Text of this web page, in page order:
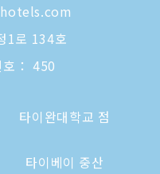
1로 134호
호： 450
타이완대학교 점
타이베이 중산